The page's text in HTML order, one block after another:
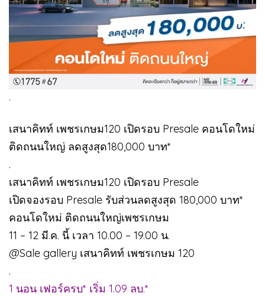
.
เสนาคิทท์ เพชรเกษม120 เปิดรอบ Presale คอนโดใหม่
ติดถนนใหญ่ ลดสูงสุด180,000 บาท*
.
เสนาคิทท์ เพชรเกษม120 เปิดรอบ Presale
เปิดจองรอบ Presale รับส่วนลดสูงสุด 180,000 บาท*
คอนโดใหม่ ติดถนนใหญ่เพชรเกษม
11 – 12 มี.ค. นี้ เวลา 10.00 – 19.00 น.
@Sale gallery เสนาคิทท์ เพชรเกษม 120
.
1 นอน เฟอร์ครบ* เริ่ม 1.09 ลบ.*